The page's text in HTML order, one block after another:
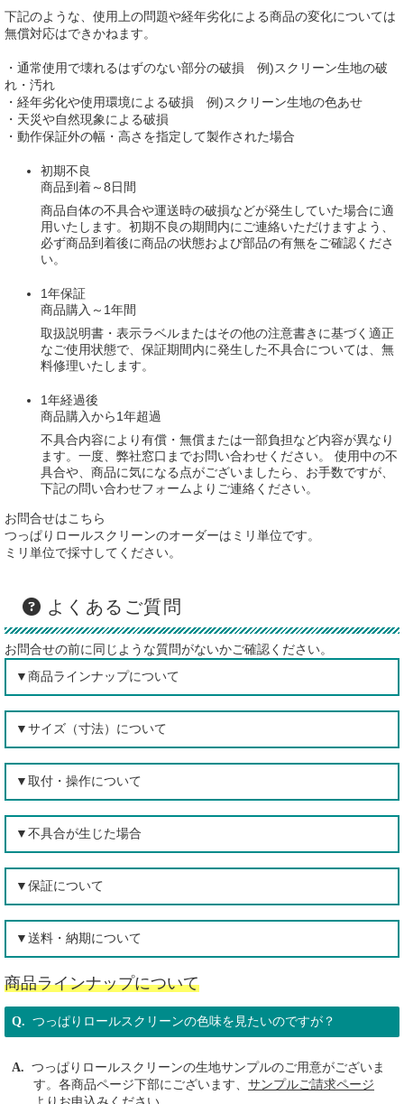
下記のような、使用上の問題や経年劣化による商品の変化については
無償対応はできかねます。
・通常使用で壊れるはずのない部分の破損 例)スクリーン生地の破
れ・汚れ
・経年劣化や使用環境による破損 例)スクリーン生地の色あせ
・天災や自然現象による破損
・動作保証外の幅・高さを指定して製作された場合
初期不良
商品到着～8日間
商品自体の不具合や運送時の破損などが発生していた場合に適
用いたします。初期不良の期間内にご連絡いただけますよう、
必ず商品到着後に商品の状態および部品の有無をご確認くださ
い。
1年保証
商品購入～1年間
取扱説明書・表示ラベルまたはその他の注意書きに基づく適正
なご使用状態で、保証期間内に発生した不具合については、無
料修理いたします。
1年経過後
商品購入から1年超過
不具合内容により有償・無償または一部負担など内容が異なり
ます。一度、弊社窓口までお問い合わせください。 使用中の不
具合や、商品に気になる点がございましたら、お手数ですが、
下記の問い合わせフォームよりご連絡ください。
お問合せはこちら
つっぱりロールスクリーンのオーダーはミリ単位です。
ミリ単位で採寸してください。
よくあるご質問
お問合せの前に同じような質問がないかご確認ください。
▼商品ラインナップについて
▼サイズ（寸法）について
▼取付・操作について
▼不具合が生じた場合
▼保証について
▼送料・納期について
商品ラインナップについて
つっぱりロールスクリーンの色味を見たいのですが？
つっぱりロールスクリーンの生地サンプルのご用意がございま
す。各商品ページ下部にございます、 サンプルご請求ページ